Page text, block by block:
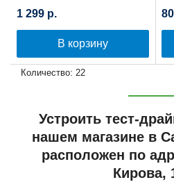
1 299 р.
В корзину
Количество: 22
Устроить тест-
нашем магазине в
расположен по
Кирова,